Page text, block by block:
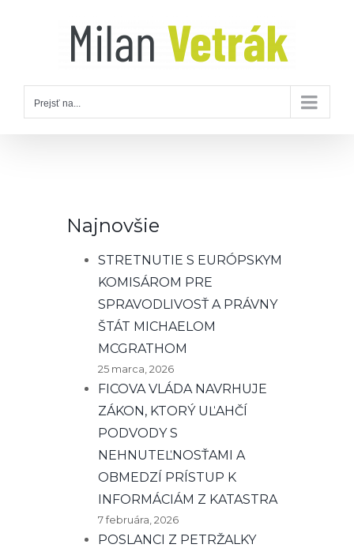
Prejsť na...
Najnovšie
STRETNUTIE S EURÓPSKYM
KOMISÁROM PRE
SPRAVODLIVOSŤ A PRÁVNY
ŠTÁT MICHAELOM
MCGRATHOM
25 marca, 2026
FICOVA VLÁDA NAVRHUJE
ZÁKON, KTORÝ UĽAHČÍ
PODVODY S
NEHNUTEĽNOSŤAMI A
OBMEDZÍ PRÍSTUP K
INFORMÁCIÁM Z KATASTRA
7 februára, 2026
POSLANCI Z PETRŽALKY